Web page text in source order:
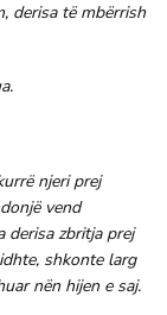
derisa të mbërrish
njeri prej
vend
derisa zbritja prej
shkonte larg
nën hijen e saj.